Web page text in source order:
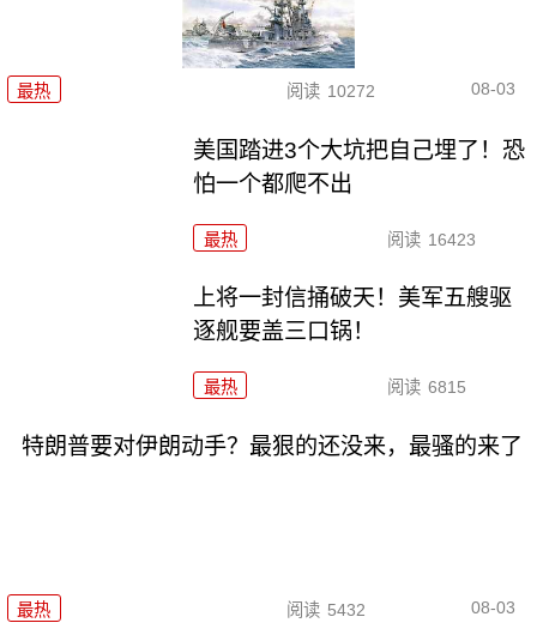
最热 阅读 10272 08-03
美国踏进3个大坑把自己埋了！恐
怕一个都爬不出
最热 阅读 16423
上将一封信捅破天！美军五艘驱
逐舰要盖三口锅！
最热 阅读 6815
特朗普要对伊朗动手？最狠的还没来，最骚的来了
最热 阅读 5432 08-03